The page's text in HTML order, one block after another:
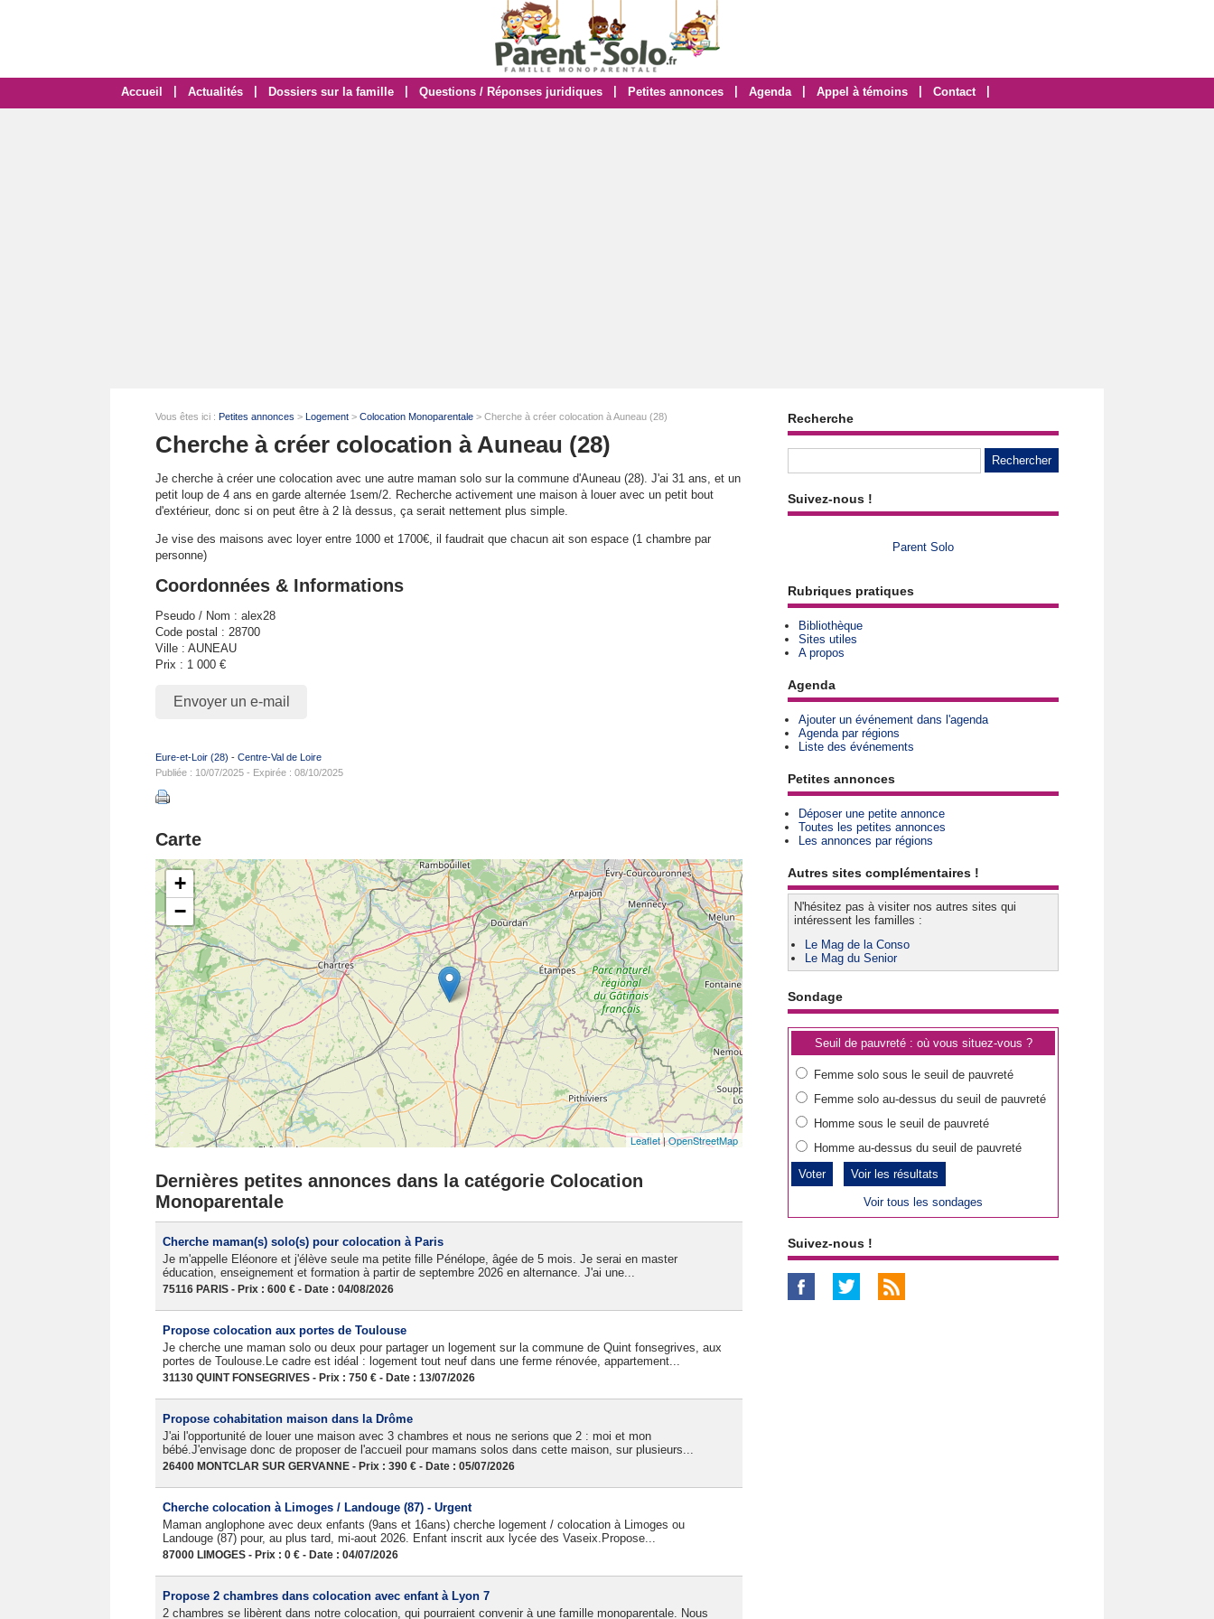
Accueil Actualités Dossiers sur la famille Questions / Réponses juridiques Petites annonces Agenda Appel à témoins Contact
Vous êtes ici : Petites annonces > Logement > Colocation Monoparentale > Cherche à créer colocation à Auneau (28)
Cherche à créer colocation à Auneau (28)
Je cherche à créer une colocation avec une autre maman solo sur la commune d'Auneau (28). J'ai 31 ans, et un
petit loup de 4 ans en garde alternée 1sem/2. Recherche activement une maison à louer avec un petit bout
d'extérieur, donc si on peut être à 2 là dessus, ça serait nettement plus simple.
Je vise des maisons avec loyer entre 1000 et 1700€, il faudrait que chacun ait son espace (1 chambre par
personne)
Coordonnées & Informations
Pseudo / Nom : alex28
Code postal : 28700
Ville : AUNEAU
Prix : 1 000 €
Envoyer un e-mail
Eure-et-Loir (28) - Centre-Val de Loire
Publiée : 10/07/2025 - Expirée : 08/10/2025
Carte
+
−
Leaflet|OpenStreetMap
Dernières petites annonces dans la catégorie Colocation
Monoparentale
Cherche maman(s) solo(s) pour colocation à Paris
Je m'appelle Eléonore et j'élève seule ma petite fille Pénélope, âgée de 5 mois. Je serai en master
éducation, enseignement et formation à partir de septembre 2026 en alternance. J'ai une...
75116 PARIS - Prix : 600 € - Date : 04/08/2026
Propose colocation aux portes de Toulouse
Je cherche une maman solo ou deux pour partager un logement sur la commune de Quint fonsegrives, aux
portes de Toulouse.Le cadre est idéal : logement tout neuf dans une ferme rénovée, appartement...
31130 QUINT FONSEGRIVES - Prix : 750 € - Date : 13/07/2026
Propose cohabitation maison dans la Drôme
J'ai l'opportunité de louer une maison avec 3 chambres et nous ne serions que 2 : moi et mon
bébé.J'envisage donc de proposer de l'accueil pour mamans solos dans cette maison, sur plusieurs...
26400 MONTCLAR SUR GERVANNE - Prix : 390 € - Date : 05/07/2026
Cherche colocation à Limoges / Landouge (87) - Urgent
Maman anglophone avec deux enfants (9ans et 16ans) cherche logement / colocation à Limoges ou
Landouge (87) pour, au plus tard, mi-aout 2026. Enfant inscrit aux lycée des Vaseix.Propose...
87000 LIMOGES - Prix : 0 € - Date : 04/07/2026
Propose 2 chambres dans colocation avec enfant à Lyon 7
2 chambres se libèrent dans notre colocation, qui pourraient convenir à une famille monoparentale. Nous
Recherche
Suivez-nous !
Parent Solo
Rubriques pratiques
Bibliothèque
Sites utiles
A propos
Agenda
Ajouter un événement dans l'agenda
Agenda par régions
Liste des événements
Petites annonces
Déposer une petite annonce
Toutes les petites annonces
Les annonces par régions
Autres sites complémentaires !
N'hésitez pas à visiter nos autres sites qui
intéressent les familles :
Le Mag de la Conso
Le Mag du Senior
Sondage
Seuil de pauvreté : où vous situez-vous ?
Femme solo sous le seuil de pauvreté
Femme solo au-dessus du seuil de pauvreté
Homme sous le seuil de pauvreté
Homme au-dessus du seuil de pauvreté
Voir les résultats
Voir tous les sondages
Suivez-nous !